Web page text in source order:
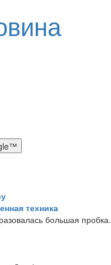
техника
большая пробка.